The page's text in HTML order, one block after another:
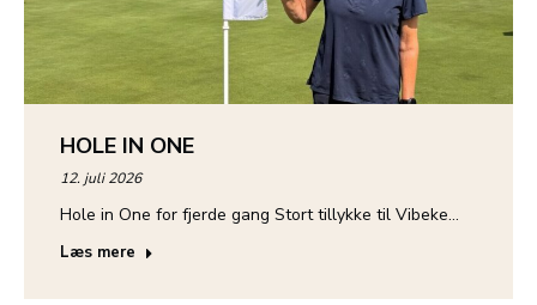
HOLE IN ONE
12. juli 2026
Hole in One for fjerde gang Stort tillykke til Vibeke…
Læs mere